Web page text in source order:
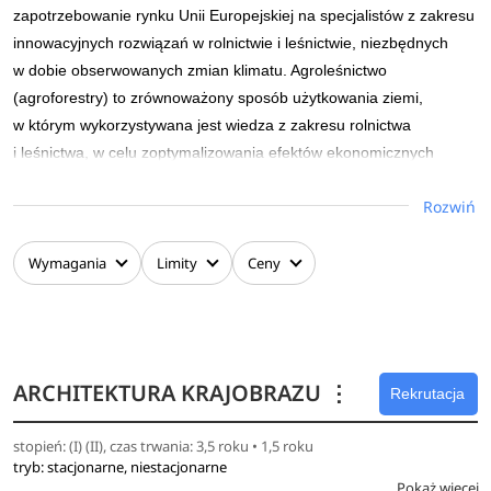
zapotrzebowanie rynku Unii Europejskiej na specjalistów z zakresu
innowacyjnych rozwiązań w rolnictwie i leśnictwie, niezbędnych
w dobie obserwowanych zmian klimatu. Agroleśnictwo
(agroforestry) to zrównoważony sposób użytkowania ziemi,
w którym wykorzystywana jest wiedza z zakresu rolnictwa
i leśnictwa, w celu zoptymalizowania efektów ekonomicznych
biomasy drzewnej.
Główne zalety produkcyjne systemów agroleśnych są
związane z lepszym wykorzystaniem zasobów w skali
sekwestracji węgla oraz zwiększenie różnorodności
biologicznej.
Absolwent studiów I stopnia posiada wiedzę z zakresu:
Rozwiń
Wymagania Limity Ceny
ARCHITEKTURA KRAJOBRAZU ⋮ Rekrutacja
stopień: (I) (II), czas trwania: 3,5 roku • 1,5 roku
tryb: stacjonarne, niestacjonarne